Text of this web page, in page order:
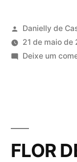
Danielly de
21 de maio de
Deixe um
FLOR